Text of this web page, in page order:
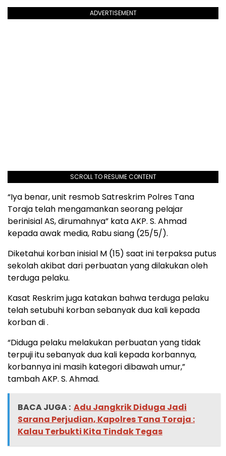
ADVERTISEMENT
SCROLL TO RESUME CONTENT
“Iya benar, unit resmob Satreskrim Polres Tana
Toraja telah mengamankan seorang pelajar
berinisial AS, dirumahnya” kata AKP. S. Ahmad
kepada awak media, Rabu siang (25/5/).
Diketahui korban inisial M (15) saat ini terpaksa putus
sekolah akibat dari perbuatan yang dilakukan oleh
terduga pelaku.
Kasat Reskrim juga katakan bahwa terduga pelaku
telah setubuhi korban sebanyak dua kali kepada
korban di.
“Diduga pelaku melakukan perbuatan yang tidak
terpuji itu sebanyak dua kali kepada korbannya,
korbannya ini masih kategori dibawah umur,”
tambah AKP. S. Ahmad.
BACA JUGA : Adu Jangkrik Diduga Jadi
Sarana Perjudian, Kapolres Tana Toraja :
Kalau Terbukti Kita Tindak Tegas